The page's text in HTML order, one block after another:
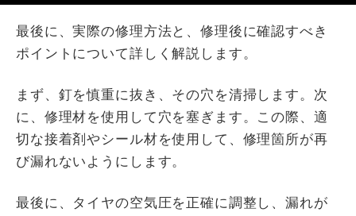
最後に、実際の修理方法と、修理後に確認すべき
ポイントについて詳しく解説します。
まず、釘を慎重に抜き、その穴を清掃します。次
に、修理材を使用して穴を塞ぎます。この際、適
切な接着剤やシール材を使用して、修理箇所が再
び漏れないようにします。
最後に、タイヤの空気圧を正確に調整し、漏れが